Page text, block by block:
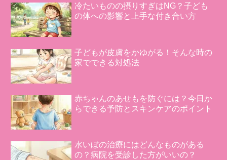
冷たいものの摂りすぎはNG？子ども
の体への影響と上手な付き合い方
子どもが皮膚をかゆがる！そんな時の
家でできる対処法
赤ちゃんのあせもを防ぐには？今日か
らできる予防とスキンケアのポイント
水いぼの治療にはどんなものがある
の？病院を受診した方がいいの？